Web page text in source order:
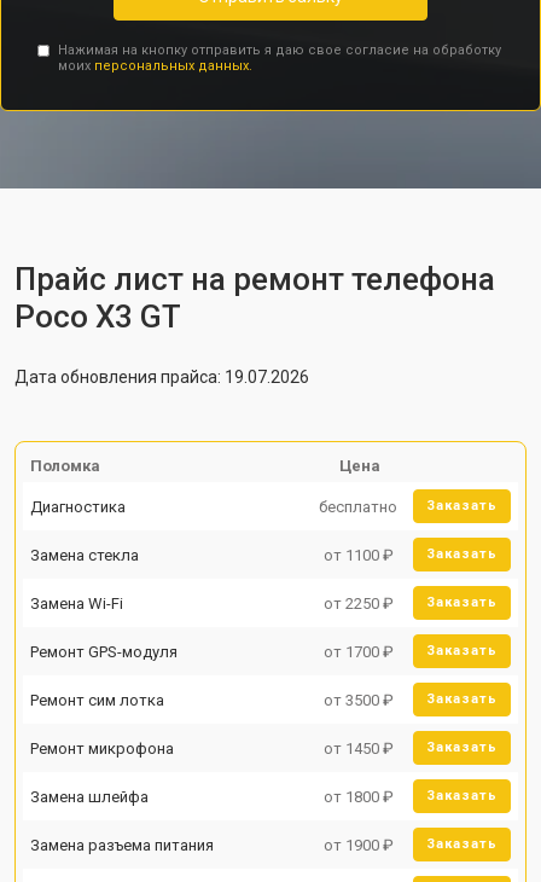
Нажимая на кнопку отправить я даю свое согласие на обработку
моих персональных данных.
Прайс лист на ремонт телефона
Poco X3 GT
Дата обновления прайса: 19.07.2026
Поломка Цена
Диагностика бесплатно Заказать
Замена стекла от 1100 ₽ Заказать
Замена Wi-Fi от 2250 ₽ Заказать
Ремонт GPS-модуля от 1700 ₽ Заказать
Ремонт сим лотка от 3500 ₽ Заказать
Ремонт микрофона от 1450 ₽ Заказать
Замена шлейфа от 1800 ₽ Заказать
Замена разъема питания от 1900 ₽ Заказать